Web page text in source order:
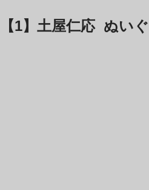
【1】土屋仁応  ぬい